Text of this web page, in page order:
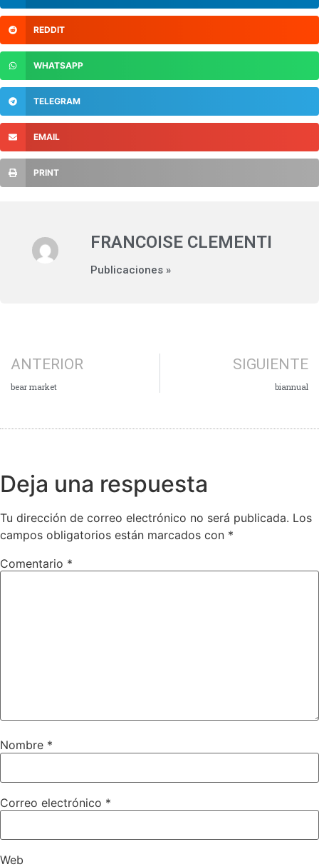
REDDIT
WHATSAPP
TELEGRAM
EMAIL
PRINT
FRANCOISE CLEMENTI
Publicaciones »
ANTERIOR
bear market
SIGUIENTE
biannual
Deja una respuesta
Tu dirección de correo electrónico no será publicada. Los
campos obligatorios están marcados con *
Comentario *
Nombre *
Correo electrónico *
Web